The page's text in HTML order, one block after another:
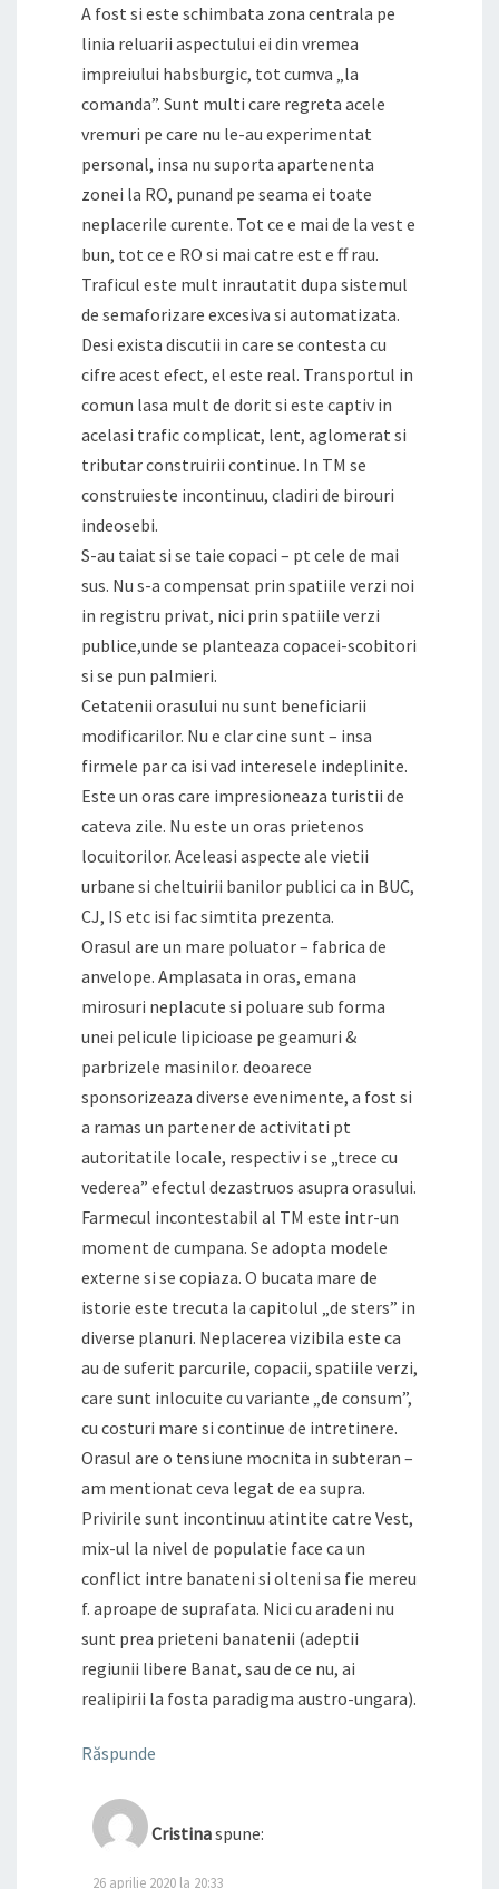
A fost si este schimbata zona centrala pe
linia reluarii aspectului ei din vremea
impreiului habsburgic, tot cumva „la
comanda”. Sunt multi care regreta acele
vremuri pe care nu le-au experimentat
personal, insa nu suporta apartenenta
zonei la RO, punand pe seama ei toate
neplacerile curente. Tot ce e mai de la vest e
bun, tot ce e RO si mai catre est e ff rau.
Traficul este mult inrautatit dupa sistemul
de semaforizare excesiva si automatizata.
Desi exista discutii in care se contesta cu
cifre acest efect, el este real. Transportul in
comun lasa mult de dorit si este captiv in
acelasi trafic complicat, lent, aglomerat si
tributar construirii continue. In TM se
construieste incontinuu, cladiri de birouri
indeosebi.
S-au taiat si se taie copaci – pt cele de mai
sus. Nu s-a compensat prin spatiile verzi noi
in registru privat, nici prin spatiile verzi
publice,unde se planteaza copacei-scobitori
si se pun palmieri.
Cetatenii orasului nu sunt beneficiarii
modificarilor. Nu e clar cine sunt – insa
firmele par ca isi vad interesele indeplinite.
Este un oras care impresioneaza turistii de
cateva zile. Nu este un oras prietenos
locuitorilor. Aceleasi aspecte ale vietii
urbane si cheltuirii banilor publici ca in BUC,
CJ, IS etc isi fac simtita prezenta.
Orasul are un mare poluator – fabrica de
anvelope. Amplasata in oras, emana
mirosuri neplacute si poluare sub forma
unei pelicule lipicioase pe geamuri &
parbrizele masinilor. deoarece
sponsorizeaza diverse evenimente, a fost si
a ramas un partener de activitati pt
autoritatile locale, respectiv i se „trece cu
vederea” efectul dezastruos asupra orasului.
Farmecul incontestabil al TM este intr-un
moment de cumpana. Se adopta modele
externe si se copiaza. O bucata mare de
istorie este trecuta la capitolul „de sters” in
diverse planuri. Neplacerea vizibila este ca
au de suferit parcurile, copacii, spatiile verzi,
care sunt inlocuite cu variante „de consum”,
cu costuri mare si continue de intretinere.
Orasul are o tensiune mocnita in subteran –
am mentionat ceva legat de ea supra.
Privirile sunt incontinuu atintite catre Vest,
mix-ul la nivel de populatie face ca un
conflict intre banateni si olteni sa fie mereu
f. aproape de suprafata. Nici cu aradeni nu
sunt prea prieteni banatenii (adeptii
regiunii libere Banat, sau de ce nu, ai
realipirii la fosta paradigma austro-ungara).
Răspunde
Cristinaspune:
26 aprilie 2020 la 20:33